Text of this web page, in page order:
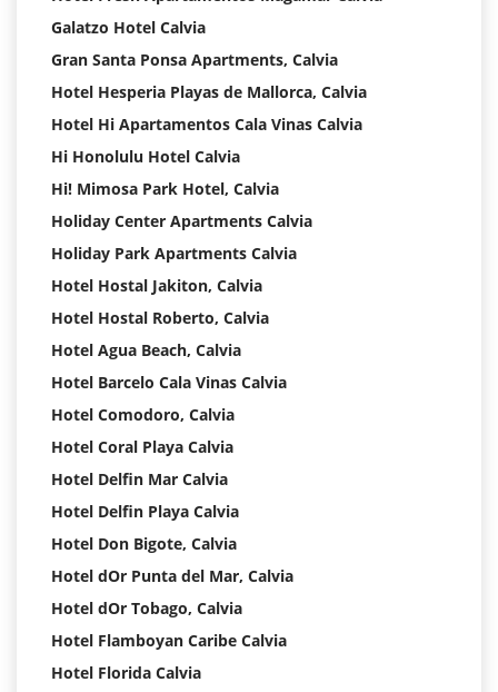
Galatzo Hotel Calvia
Gran Santa Ponsa Apartments, Calvia
Hotel Hesperia Playas de Mallorca, Calvia
Hotel Hi Apartamentos Cala Vinas Calvia
Hi Honolulu Hotel Calvia
Hi! Mimosa Park Hotel, Calvia
Holiday Center Apartments Calvia
Holiday Park Apartments Calvia
Hotel Hostal Jakiton, Calvia
Hotel Hostal Roberto, Calvia
Hotel Agua Beach, Calvia
Hotel Barcelo Cala Vinas Calvia
Hotel Comodoro, Calvia
Hotel Coral Playa Calvia
Hotel Delfin Mar Calvia
Hotel Delfin Playa Calvia
Hotel Don Bigote, Calvia
Hotel dOr Punta del Mar, Calvia
Hotel dOr Tobago, Calvia
Hotel Flamboyan Caribe Calvia
Hotel Florida Calvia